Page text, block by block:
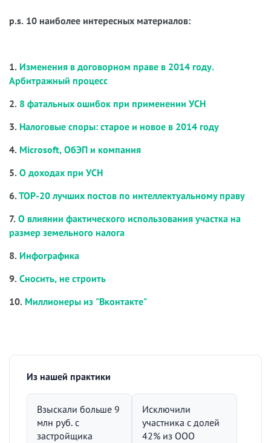
p.s. 10 наиболее интересных материалов:
1. Изменения в договорном праве в 2014 году.
Арбитражный процесс
2. 8 фатальных ошибок при применении УСН
3. Налоговые споры: старое и новое в 2014 году
4. Microsoft, ОбЭП и компания
5. О доходах при УСН
6. ТОР-20 лучших постов по интеллектуальному праву
7. О влиянии фактического использования участка на
размер земельного налога
8. Инфографика
9. Сносить, не строить
10. Миллионеры из "Вконтакте"
Из нашей практики
Взыскали больше 9
млн руб. с
застройщика
Исключили
участника с долей
42% из ООО